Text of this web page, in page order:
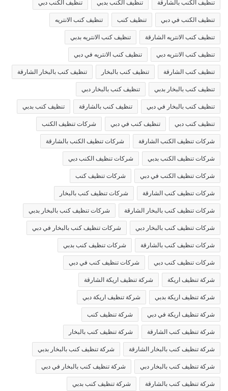
تنظيف الكنب بالشارقة تنظيف الكنب بدبي تنظيف الكنب دبي
تنظيف الكنب في دبي تنظيف كنب تنظيف كنب الانتريه
تنظيف كنب الانتريه الشارقة تنظيف كنب الانتريه بدبي
تنظيف كنب الانتريه دبي تنظيف كنب الانتريه في دبي
تنظيف كنب الشارقة تنظيف كنب بالبخار تنظيف كنب بالبخار الشارقة
تنظيف كنب بالبخار بدبي تنظيف كنب بالبخار دبي
تنظيف كنب بالبخار في دبي تنظيف كنب بالشارقة تنظيف كنب بدبي
تنظيف كنب دبي تنظيف كنب في دبي شركات تنظيف الكنب
شركات تنظيف الكنب الشارقة شركات تنظيف الكنب بالشارقة
شركات تنظيف الكنب بدبي شركات تنظيف الكنب دبي
شركات تنظيف الكنب في دبي شركات تنظيف كنب
شركات تنظيف كنب الشارقة شركات تنظيف كنب بالبخار
شركات تنظيف كنب بالبخار الشارقة شركات تنظيف كنب بالبخار بدبي
شركات تنظيف كنب بالبخار دبي شركات تنظيف كنب بالبخار في دبي
شركات تنظيف كنب بالشارقة شركات تنظيف كنب بدبي
شركات تنظيف كنب دبي شركات تنظيف كنب في دبي
شركة تنظيف اريكة شركة تنظيف اريكة الشارقة
شركة تنظيف اريكة بدبي شركة تنظيف اريكة دبي
شركة تنظيف اريكة في دبي شركة تنظيف كنب
شركة تنظيف كنب الشارقة شركة تنظيف كنب بالبخار
شركة تنظيف كنب بالبخار الشارقة شركة تنظيف كنب بالبخار بدبي
شركة تنظيف كنب بالبخار دبي شركة تنظيف كنب بالبخار في دبي
شركة تنظيف كنب بالشارقة شركة تنظيف كنب بدبي